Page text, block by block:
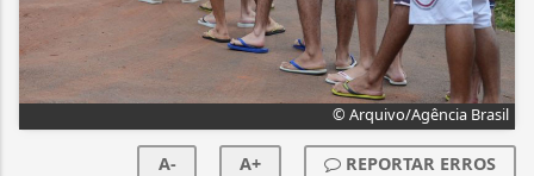
© Arquivo/Agência Brasil
A- A+ REPORTAR ERROS